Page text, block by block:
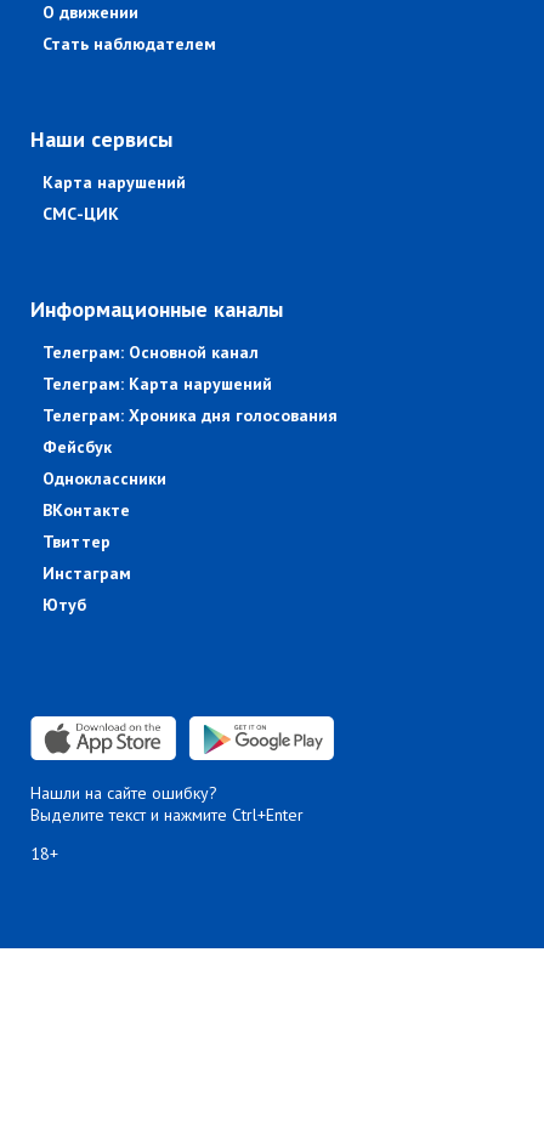
О движении
Стать наблюдателем
Наши сервисы
Карта нарушений
СМС-ЦИК
Информационные каналы
Телеграм: Основной канал
Телеграм: Карта нарушений
Телеграм: Хроника дня голосования
Фейсбук
Одноклассники
ВКонтакте
Твиттер
Инстаграм
Ютуб
Нашли на сайте ошибку?
Выделите текст и нажмите Ctrl+Enter
18+